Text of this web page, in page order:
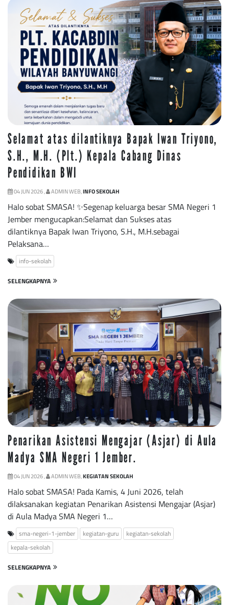
Selamat atas dilantiknya Bapak Iwan Triyono,
S.H., M.H. (Plt.) Kepala Cabang Dinas
Pendidikan BWI
04 JUN 2026 , ADMIN WEB,INFO SEKOLAH
Halo sobat SMASA! ✨Segenap keluarga besar SMA Negeri 1
Jember mengucapkan:Selamat dan Sukses atas
dilantiknya Bapak Iwan Triyono, S.H., M.H.sebagai
Pelaksana…
info-sekolah
SELENGKAPNYA
Penarikan Asistensi Mengajar (Asjar) di Aula
Madya SMA Negeri 1 Jember.
04 JUN 2026 , ADMIN WEB,KEGIATAN SEKOLAH
Halo sobat SMASA! Pada Kamis, 4 Juni 2026, telah
dilaksanakan kegiatan Penarikan Asistensi Mengajar (Asjar)
di Aula Madya SMA Negeri 1…
sma-negeri-1-jember kegiatan-guru
kegiatan-sekolah
kepala-sekolah
SELENGKAPNYA